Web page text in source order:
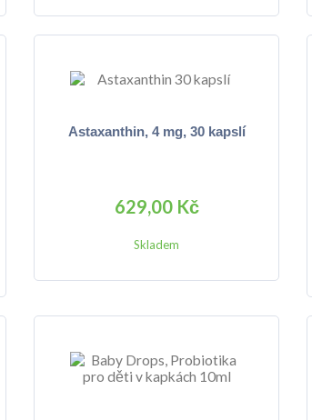
Astaxanthin, 4 mg, 30 kapslí
629,00 Kč
Skladem